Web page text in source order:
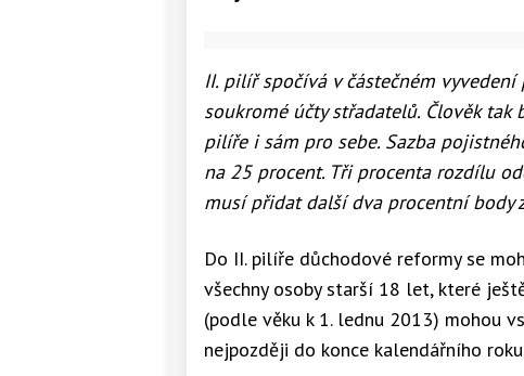
II. pilíř spočívá v částečném
soukromé účty střadatelů. Člověk
pilíře i sám pro sebe. Sazba
na 25 procent. Tři procenta rozdílu
musí přidat další dva procentní body
Do II. pilíře důchodové reformy se
všechny osoby starší 18 let, které
(podle věku k 1. lednu 2013) mohou
nejpozději do konce kalendářního